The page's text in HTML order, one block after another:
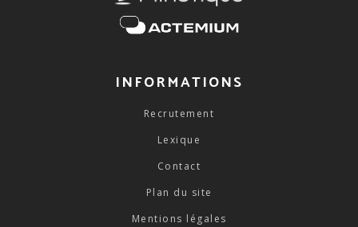
INFORMATIONS
Recrutement
Lexique
Contact
Plan du site
Mentions légales